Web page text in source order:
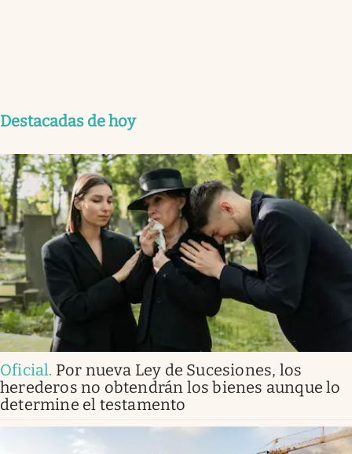
Destacadas de hoy
Oficial. Por nueva Ley de Sucesiones, los
herederos no obtendrán los bienes aunque lo
determine el testamento